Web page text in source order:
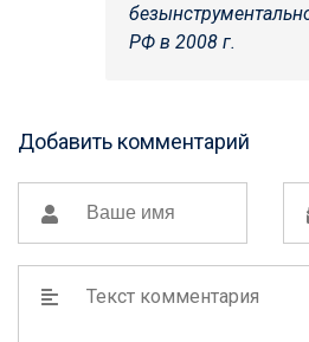
РФ в 2008 г.
Добавить комментарий